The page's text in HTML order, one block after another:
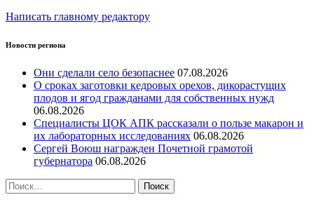
Написать главному редактору
Новости региона
Они сделали село безопаснее 07.08.2026
О сроках заготовки кедровых орехов, дикорастущих
плодов и ягод гражданами для собственных нужд
06.08.2026
Специалисты ЦОК АПК рассказали о пользе макарон и
их лабораторных исследованиях 06.08.2026
Сергей Воюш награжден Почетной грамотой
губернатора 06.08.2026
Найти: